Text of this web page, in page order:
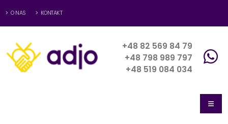
O NAS KONTAKT
+48 82 569 84 79
+48 798 989 797
+48 519 084 034